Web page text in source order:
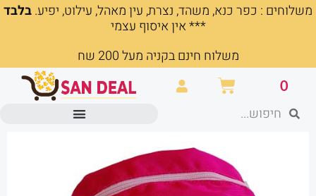
דילוג
משלוחים : כפר כנא, משהד, נצרת, עין מאהל, עילוט, יפיע.בלבד
*** אין איסוף עצמי
משלוח חינם בקניה מעל 200 שח
0 עגלת
קניות חיפושחיפוש